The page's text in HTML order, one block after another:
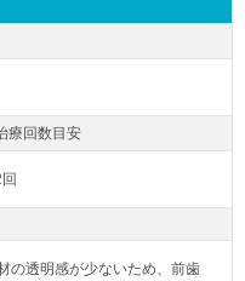
の透明感が少ないため、前歯